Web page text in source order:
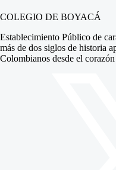
COLEGIO DE BOYACÁ
Establecimiento Público de
más de dos siglos de historia
Colombianos desde el